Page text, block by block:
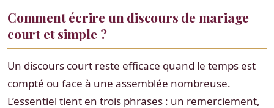
Comment écrire un discours de mariage
court et simple ?
Un discours court reste efficace quand le temps est
compté ou face à une assemblée nombreuse.
L’essentiel tient en trois phrases : un remerciement,